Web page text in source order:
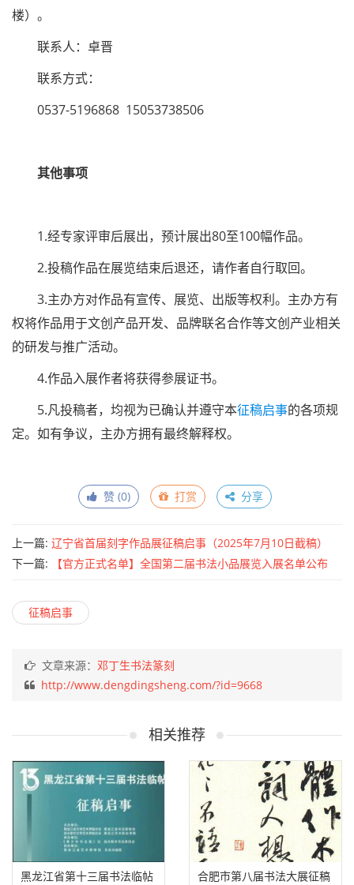
楼）。
联系人：卓晋
联系方式：
0537-5196868 15053738506
其他事项
1.经专家评审后展出，预计展出80至100幅作品。
2.投稿作品在展览结束后退还，请作者自行取回。
3.主办方对作品有宣传、展览、出版等权利。主办方有
权将作品用于文创产品开发、品牌联名合作等文创产业相关
的研发与推广活动。
4.作品入展作者将获得参展证书。
5.凡投稿者，均视为已确认并遵守本征稿启事的各项规
定。如有争议，主办方拥有最终解释权。
赞 (0) 打赏 分享
上一篇: 辽宁省首届刻字作品展征稿启事（2025年7月10日截稿）
下一篇:
【官方正式名单】全国第二届书法小品展览入展名单公布
征稿启事
文章来源： 邓丁生书法篆刻
http://www.dengdingsheng.com/?id=9668
相关推荐
黑龙江省第十三届书法临帖
合肥市第八届书法大展征稿